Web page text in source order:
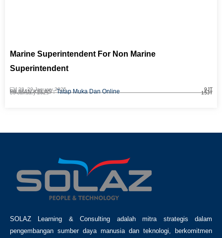
Marine Superintendent For Non Marine
Superintendent
PILIHAN KELAS :Tatap Muka Dan Online
30 January 2025 15JT
28 -29 January 2025 9JT
SOLAZ Learning & Consulting adalah mitra strategis dalam
pengembangan sumber daya manusia dan teknologi, berkomitmen